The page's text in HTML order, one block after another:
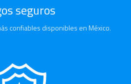
seguros
confiables disponibles en México.